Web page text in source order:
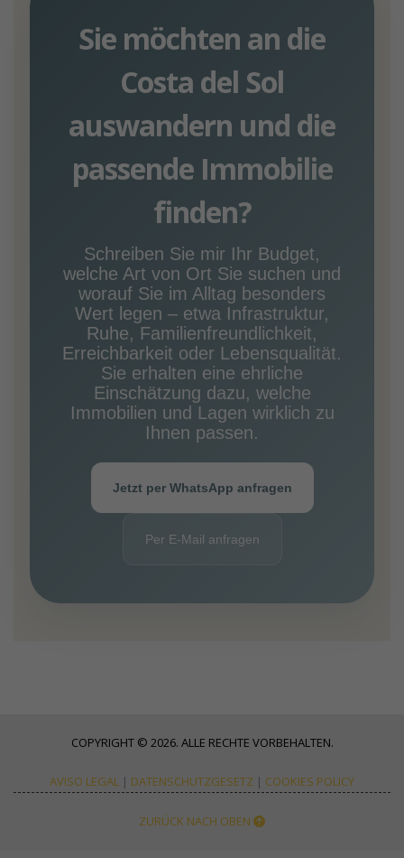
Sie möchten an die
Costa del Sol
auswandern und die
passende Immobilie
finden?
Schreiben Sie mir Ihr Budget,
welche Art von Ort Sie suchen und
worauf Sie im Alltag besonders
Wert legen – etwa Infrastruktur,
Ruhe, Familienfreundlichkeit,
Erreichbarkeit oder Lebensqualität.
Sie erhalten eine ehrliche
Einschätzung dazu, welche
Immobilien und Lagen wirklich zu
Ihnen passen.
Jetzt per WhatsApp anfragen
Per E-Mail anfragen
COPYRIGHT © 2026. ALLE RECHTE VORBEHALTEN.
AVISO LEGAL | DATENSCHUTZGESETZ | COOKIES POLICY
ZURÜCK NACH OBEN